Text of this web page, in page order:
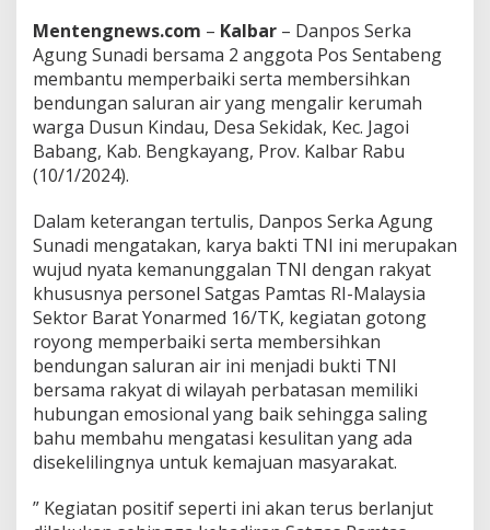
T
K
B
a
n
t
W
g
a
e
r
b
a
i
k
i
B
e
n
n
Mentengnews.com – Kalbar – Danpos Serka
Agung Sunadi bersama 2 anggota Pos Sentabeng
membantu memperbaiki serta membersihkan
bendungan saluran air yang mengalir kerumah
warga Dusun Kindau, Desa Sekidak, Kec. Jagoi
Babang, Kab. Bengkayang, Prov. Kalbar Rabu
(10/1/2024).
Dalam keterangan tertulis, Danpos Serka Agung
Sunadi mengatakan, karya bakti TNI ini merupakan
wujud nyata kemanunggalan TNI dengan rakyat
khususnya personel Satgas Pamtas RI-Malaysia
Sektor Barat Yonarmed 16/TK, kegiatan gotong
royong memperbaiki serta membersihkan
bendungan saluran air ini menjadi bukti TNI
bersama rakyat di wilayah perbatasan memiliki
hubungan emosional yang baik sehingga saling
bahu membahu mengatasi kesulitan yang ada
disekelilingnya untuk kemajuan masyarakat.
” Kegiatan positif seperti ini akan terus berlanjut